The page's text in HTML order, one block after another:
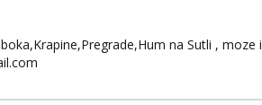
na Sutli , moze i